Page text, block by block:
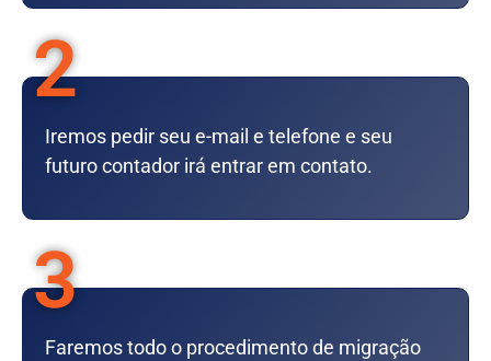
2
Iremos pedir seu e-mail e telefone e seu
futuro contador irá entrar em contato.
3
Faremos todo o procedimento de migração